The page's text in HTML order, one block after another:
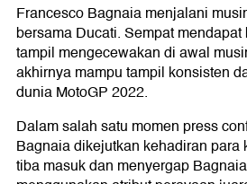
Francesco Bagnaia menjalani
bersama Ducati. Sempat
tampil mengecewakan di awal
akhirnya mampu tampil konsisten
dunia MotoGP 2022.
Dalam salah satu momen press
Bagnaia dikejutkan kehadiran para
tiba masuk dan menyergap